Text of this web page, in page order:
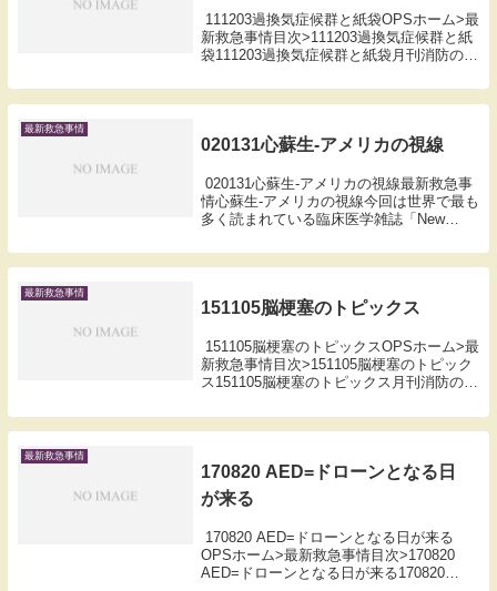
111203過換気症候群と紙袋OPSホーム>最
新救急事情目次>111203過換気症候群と紙
袋111203過換気症候群と紙袋月刊消防のご
紙袋 一昨年から私は養護の先生方の講演
会に呼ばれるようになった。...
最新救急事情
020131心蘇生-アメリカの視線
020131心蘇生-アメリカの視線最新救急事
情心蘇生-アメリカの視線今回は世界で最も
多く読まれている臨床医学雑誌「New
についての総説を紹介する。なんでもでき
るアメリカ...
最新救急事情
151105脳梗塞のトピックス
151105脳梗塞のトピックスOPSホーム>最
新救急事情目次>151105脳梗塞のトピック
ス151105脳梗塞のトピックス月刊消防のご
院を受診しましょうというテレビコマーシ
ャルを見かける。脳梗塞治療...
最新救急事情
170820 AED=ドローンとなる日
が来る
170820 AED=ドローンとなる日が来る
OPSホーム>最新救急事情目次>170820
AED=ドローンとなる日が来る170820